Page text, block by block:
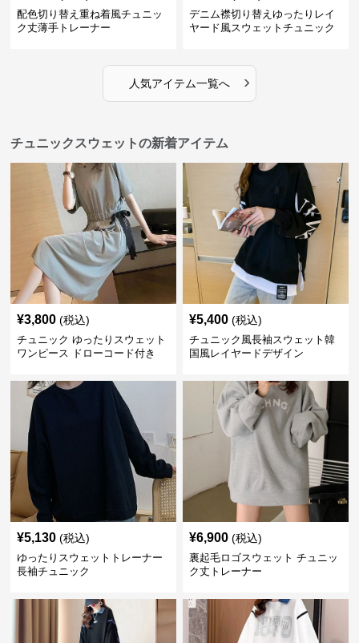
配色切り替え重ね着風チュニッ
ク丈薄手トレーナー
デニム襟切り替えゆったりレイ
ヤード風スウェットチュニック
人気アイテム一覧へ ›
チュニックスウェットの新着アイテム
¥3,800 (税込)
チュニック ゆったりスウェット
ワンピース ドローコード付き
¥5,400 (税込)
チュニック風長袖スウェット韓
国風レイヤードデザイン
¥5,130 (税込)
ゆったりスウェットトレーナー
長袖チュニック
¥6,900 (税込)
裏起毛ロゴスウェット チュニッ
ク丈トレーナー